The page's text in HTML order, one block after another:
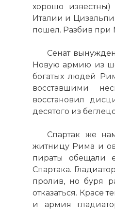
хорошо
Италии и
пошел. Разбив при
Сенат
Новую армию из
богатых людей
восставшими
восстановил
десятого из
Спартак же
житницу Рима и
пираты обещали
Спартака.
пролив, но буря
отказаться. Красе
и армия